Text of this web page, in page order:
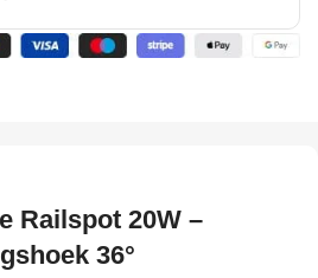
Railspot 20W –
36°